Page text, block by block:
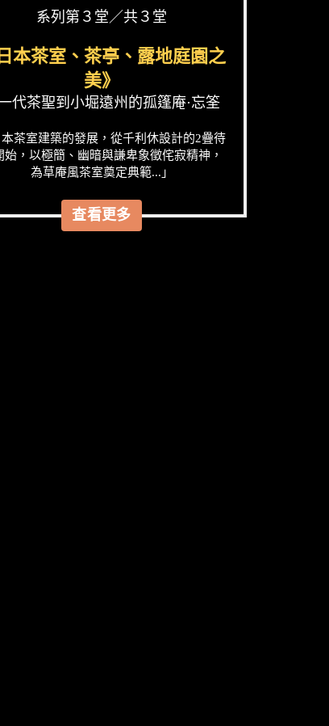
系列第３堂／共３堂
本茶室、茶亭、露地庭園之
美》
代茶聖到小堀遠州的孤篷庵·忘筌
本茶室建築的發展，從千利休設計的2疊待
始，以極簡、幽暗與謙卑象徵侘寂精神，
為草庵風茶室奠定典範...」
查看更多